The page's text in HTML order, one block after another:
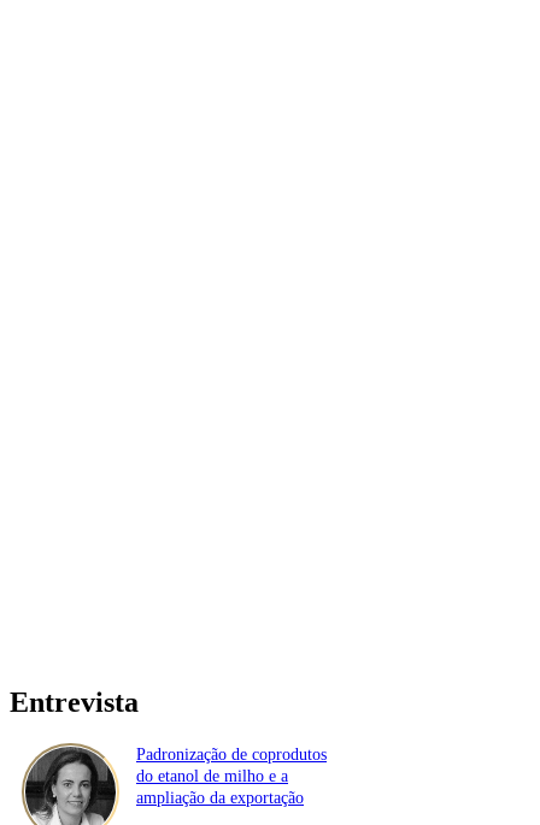
Entrevista
Padronização de coprodutos
do etanol de milho e a
ampliação da exportação